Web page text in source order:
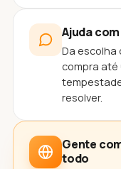
Ajuda
Da escolha
compra até
resolver.
Gente
todo